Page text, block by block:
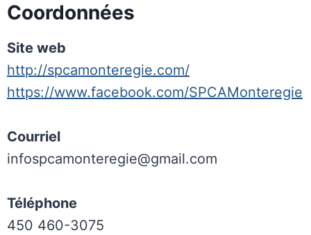
Coordonnées
Site web
http://spcamonteregie.com/
https://www.facebook.com/SPCAMonteregie
Courriel
infospcamonteregie@gmail.com
Téléphone
450 460-3075